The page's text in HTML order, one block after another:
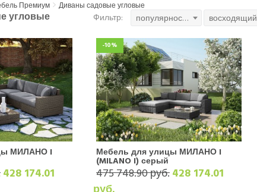
Премиум Диваны садовые угловые
угловые Фильтр: популярность восходящий
МИЛАНО I
428 174.01
-10%
Мебель для улицы МИЛАНО I
(MILANO I) серый
475 748.90 руб.428 174.01